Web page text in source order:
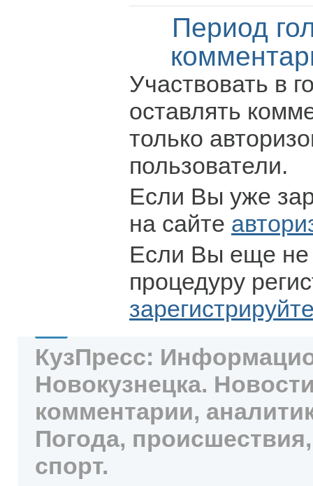
Период
Участвовать в
оставлять
только
пользователи.
Если Вы уже
на сайте
Если Вы еще не
процедуру
КузПресс:
Новокузнецка.
комментарии,
Погода,
спорт.